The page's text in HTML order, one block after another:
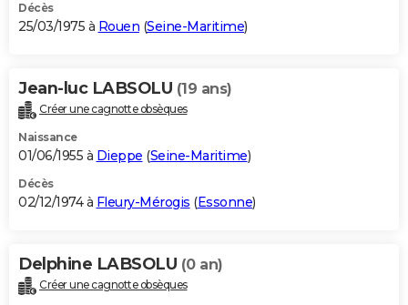
Décès
25/03/1975 à Rouen (Seine-Maritime)
Jean-luc LABSOLU (19 ans)
Créer une cagnotte obsèques
Naissance
01/06/1955 à Dieppe (Seine-Maritime)
Décès
02/12/1974 à Fleury-Mérogis (Essonne)
Delphine LABSOLU (0 an)
Créer une cagnotte obsèques